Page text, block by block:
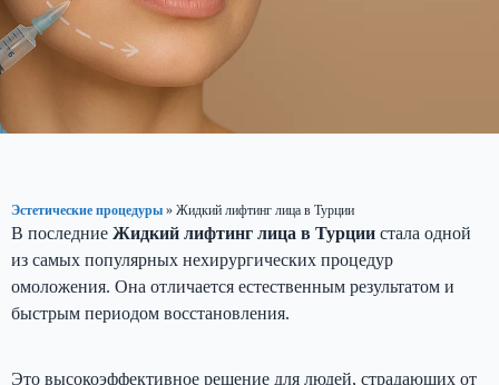
Эстетические процедуры » Жидкий лифтинг лица в Турции
В последние Жидкий лифтинг лица в Турции стала одной
из самых популярных нехирургических процедур
омоложения. Она отличается естественным результатом и
быстрым периодом восстановления.
Это высокоэффективное решение для людей, страдающих от